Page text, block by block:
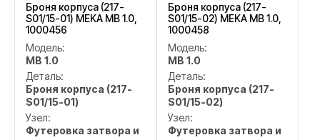
Броня корпуса (217-
S01/15-01) MEKA MB 1.0,
1000456
Модель:
MB 1.0
Деталь:
Броня корпуса (217-
S01/15-01)
Узел:
Футеровка затвора и
Броня корпуса (217-
S01/15-02) MEKA MB 1.0,
1000458
Модель:
MB 1.0
Деталь:
Броня корпуса (217-
S01/15-02)
Узел:
Футеровка затвора и